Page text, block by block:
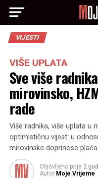
VIJESTI
VIŠE UPLATA
Sve više
mirovinsko,
rade
Više radnika, više uplata u
optimističnu vijest: u
mirovinske doprinose
Objavljeno prije 2
Autor Moje Vrijeme